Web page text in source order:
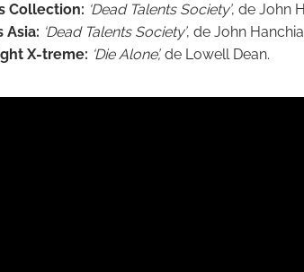
Collection: ‘Dead Talents Society’, de John
Asia: ‘Dead Talents Society’, de John
X-treme: ‘Die Alone’, de Lowell Dean.